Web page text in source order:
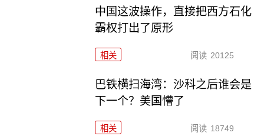
中国这波操作，直接把西方石化
霸权打出了原形
相关 阅读 20125
巴铁横扫海湾：沙科之后谁会是
下一个？美国懵了
相关 阅读 18749